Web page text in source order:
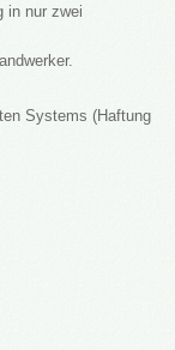
in nur zwei
Systems (Haftung